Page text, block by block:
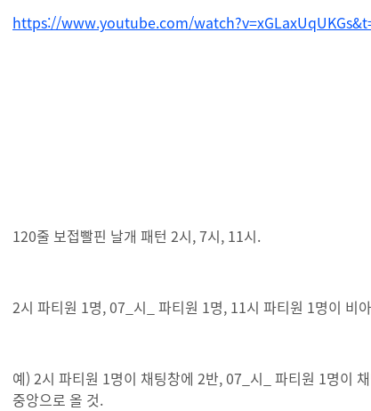
https://www.youtube.com/
120줄 보접빨핀 날개 패턴 2시, 7시, 11시.
2시 파티원 1명, 07_시_ 파티원 1명, 11시 파티원 1명이 비
예) 2시 파티원 1명이 채팅창에 2반, 07_시_ 파티원 1명이
중앙으로 올 것.